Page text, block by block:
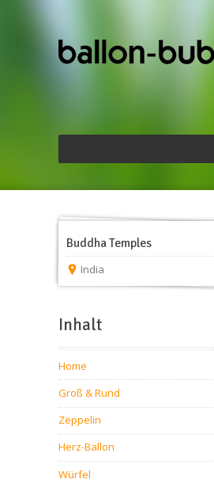
Buddha Temples
India
Inhalt
Home
Groß & Rund
Zeppelin
Herz-Ballon
Würfel